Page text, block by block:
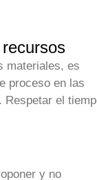
materiales, es
proceso en las
Respetar el
y no